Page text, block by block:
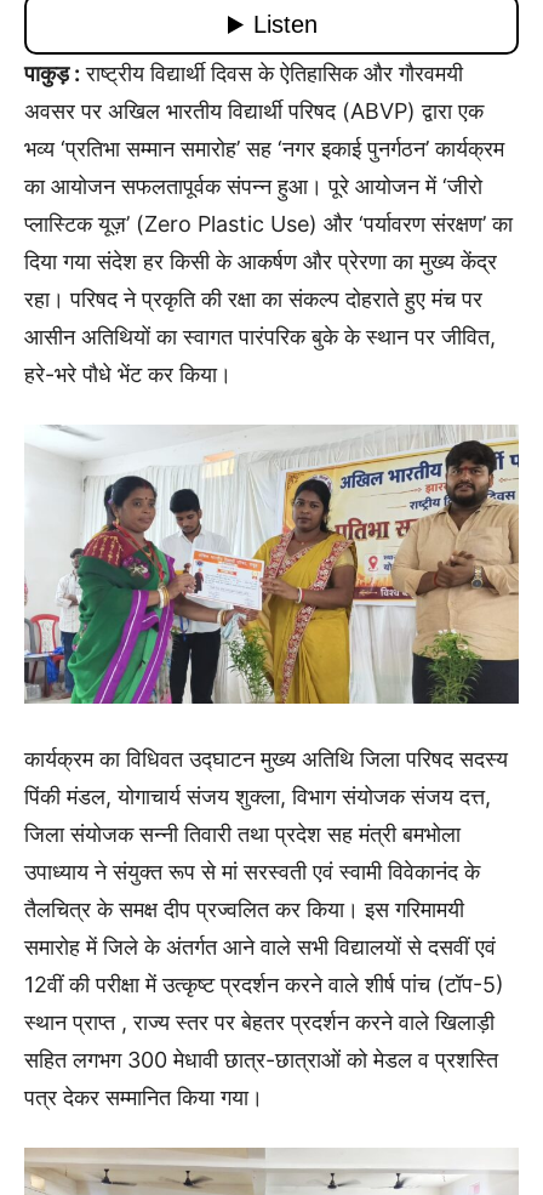
पाकुड़ : राष्ट्रीय विद्यार्थी दिवस के ऐतिहासिक और गौरवमयी
अवसर पर अखिल भारतीय विद्यार्थी परिषद (ABVP) द्वारा एक
भव्य ‘प्रतिभा सम्मान समारोह’ सह ‘नगर इकाई पुनर्गठन’ कार्यक्रम
का आयोजन सफलतापूर्वक संपन्न हुआ। पूरे आयोजन में ‘जीरो
प्लास्टिक यूज़’ (Zero Plastic Use) और ‘पर्यावरण संरक्षण’ का
दिया गया संदेश हर किसी के आकर्षण और प्रेरणा का मुख्य केंद्र
रहा। परिषद ने प्रकृति की रक्षा का संकल्प दोहराते हुए मंच पर
आसीन अतिथियों का स्वागत पारंपरिक बुके के स्थान पर जीवित,
हरे-भरे पौधे भेंट कर किया।
कार्यक्रम का विधिवत उद्घाटन मुख्य अतिथि जिला परिषद सदस्य
पिंकी मंडल, योगाचार्य संजय शुक्ला, विभाग संयोजक संजय दत्त,
जिला संयोजक सन्नी तिवारी तथा प्रदेश सह मंत्री बमभोला
उपाध्याय ने संयुक्त रूप से मां सरस्वती एवं स्वामी विवेकानंद के
तैलचित्र के समक्ष दीप प्रज्वलित कर किया। इस गरिमामयी
समारोह में जिले के अंतर्गत आने वाले सभी विद्यालयों से दसवीं एवं
12वीं की परीक्षा में उत्कृष्ट प्रदर्शन करने वाले शीर्ष पांच (टॉप-5)
स्थान प्राप्त , राज्य स्तर पर बेहतर प्रदर्शन करने वाले खिलाड़ी
सहित लगभग 300 मेधावी छात्र-छात्राओं को मेडल व प्रशस्ति
पत्र देकर सम्मानित किया गया।